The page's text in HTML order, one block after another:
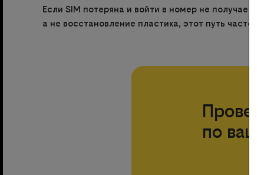
Если SIM потеряна и войти в номер не
а не восстановление пластика, этот путь часто
по